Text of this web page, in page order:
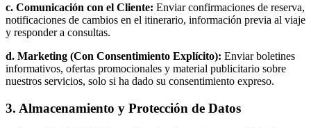
c. Comunicación con el Cliente: Enviar confirmaciones de reserva,
notificaciones de cambios en el itinerario, información previa al viaje
y responder a consultas.
d. Marketing (Con Consentimiento Explícito): Enviar boletines
informativos, ofertas promocionales y material publicitario sobre
nuestros servicios, solo si ha dado su consentimiento expreso.
3. Almacenamiento y Protección de Datos